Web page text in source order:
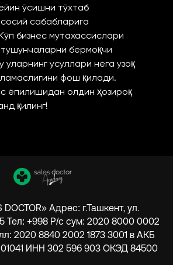
ўсишни тўхтаб
сабабларига
бизнес мутахассислари
тушунчаларни бермоқчи
уларнинг усуллари нега узоқ
фош қилади.
ёпилишидан олдин ҳозироқ
қилинг!
Адрес: г.Ташкент, ул.
Тел: +998 Р/с сум: 2020 8000 0002
2020 8840 2002 1873 3001 в АКБ
ИНН 302 596 903 ОКЭД 84500